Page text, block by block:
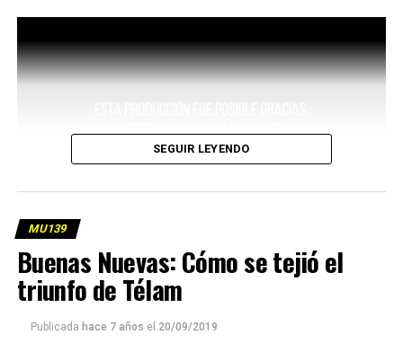
SEGUIR LEYENDO
MU139
Buenas Nuevas: Cómo se tejió el
triunfo de Télam
Publicada hace 7 años el 20/09/2019